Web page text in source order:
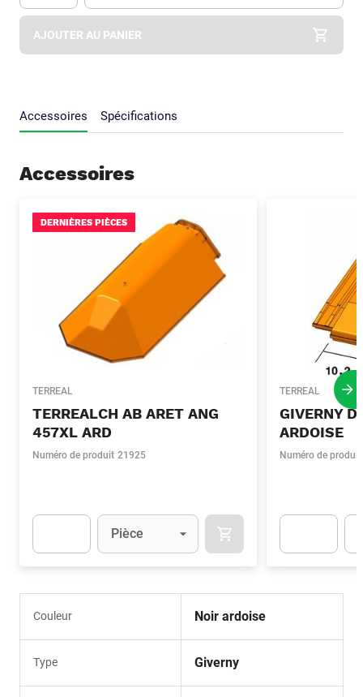
Apok.Product.Detail.AddToCart.Quantity (Optionnel)
AJOUTER AU PANIER
Accessoires Spécifications
Accessoires
DERNIÈRES PIÈCES
TERREAL
TERREALCH AB ARET ANG
457XL ARD
Numéro de produit 21925
Unité
Pièce AJOUTER AU PANIER
TERREAL
GIVERNY
ARDOISE
Numéro de produit
Couleur Noir ardoise
Type Giverny